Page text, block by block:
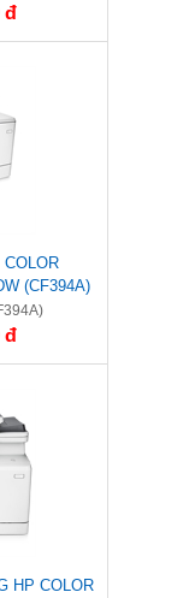
đ
(CF394A)
đ
HP COLOR